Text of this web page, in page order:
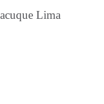
Lima